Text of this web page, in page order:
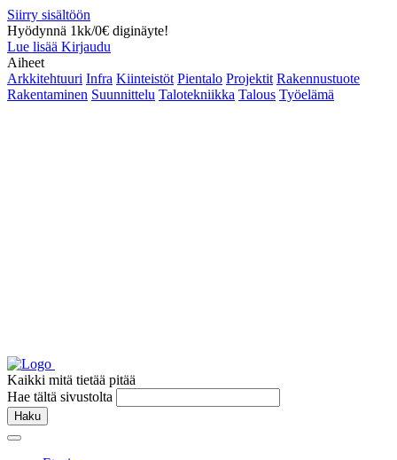
Siirry sisältöön
Hyödynnä 1kk/0€ diginäyte!
Lue lisää Kirjaudu
Aiheet
Arkkitehtuuri Infra Kiinteistöt Pientalo Projektit Rakennustuote
Rakentaminen Suunnittelu Talotekniikka Talous Työelämä
Kaikki mitä tietää pitää
Hae tältä sivustolta
Haku